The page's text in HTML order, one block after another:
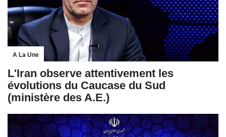
A La Une
L'Iran observe attentivement les
évolutions du Caucase du Sud
(ministère des A.E.)